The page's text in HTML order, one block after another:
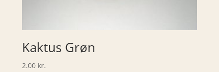
Kaktus Grøn
2.00 kr.